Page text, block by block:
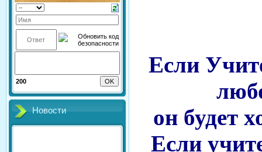
200
Новости
Если
он будет
Если